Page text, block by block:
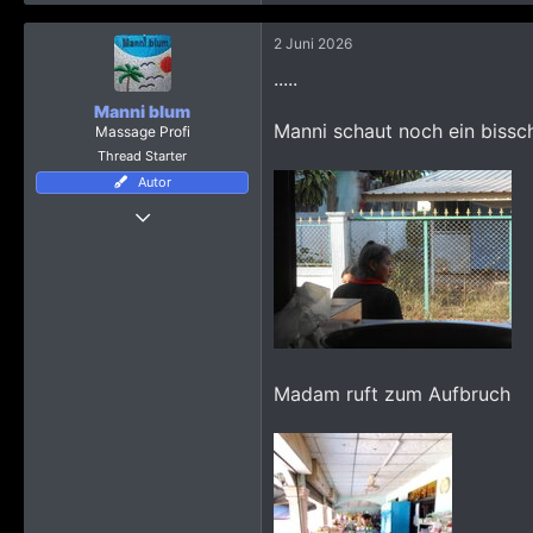
a
k
t
o
n
Manni blum
Massage Profi
Thread Starter
Autor
2 Juni 2026
.....
Manni schaut noch ein
Madam ruft zum Aufbruch